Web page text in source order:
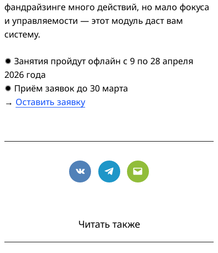
фандрайзинге много действий, но мало фокуса
и управляемости — этот модуль даст вам
систему.
✹ Занятия пройдут офлайн с 9 по 28 апреля
2026 года
✹ Приём заявок до 30 марта
→ Оставить заявку
VK Telegram
Email
Читать также